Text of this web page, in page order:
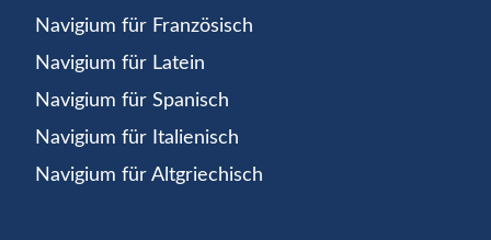
Navigium für Französisch
Navigium für Latein
Navigium für Spanisch
Navigium für Italienisch
Navigium für Altgriechisch